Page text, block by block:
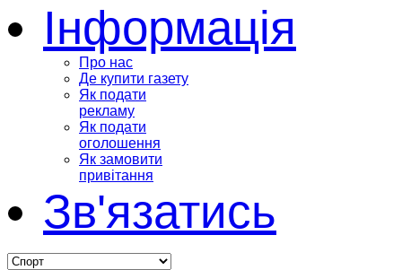
Інформація
Про нас
Де купити газету
Як подати
рекламу
Як подати
оголошення
Як замовити
привітання
Зв'язатись